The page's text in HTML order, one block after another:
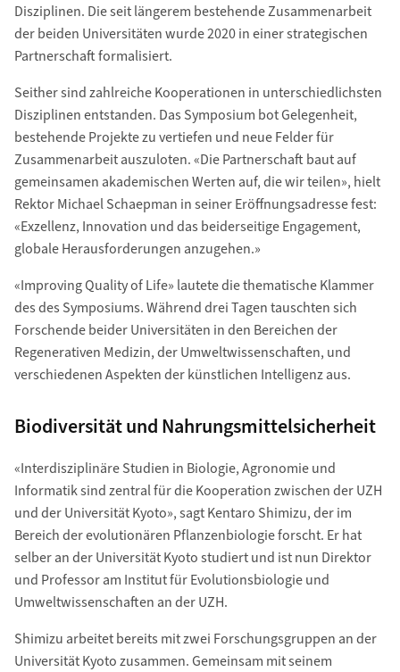
Disziplinen. Die seit längerem bestehende Zusammenarbeit
der beiden Universitäten wurde 2020 in einer strategischen
Partnerschaft formalisiert.
Seither sind zahlreiche Kooperationen in unterschiedlichsten
Disziplinen entstanden. Das Symposium bot Gelegenheit,
bestehende Projekte zu vertiefen und neue Felder für
Zusammenarbeit auszuloten. «Die Partnerschaft baut auf
gemeinsamen akademischen Werten auf, die wir teilen», hielt
Rektor Michael Schaepman in seiner Eröffnungsadresse fest:
«Exzellenz, Innovation und das beiderseitige Engagement,
globale Herausforderungen anzugehen.»
«Improving Quality of Life» lautete die thematische Klammer
des des Symposiums. Während drei Tagen tauschten sich
Forschende beider Universitäten in den Bereichen der
Regenerativen Medizin, der Umweltwissenschaften, und
verschiedenen Aspekten der künstlichen Intelligenz aus.
Biodiversität und Nahrungsmittelsicherheit
«Interdisziplinäre Studien in Biologie, Agronomie und
Informatik sind zentral für die Kooperation zwischen der UZH
und der Universität Kyoto», sagt Kentaro Shimizu, der im
Bereich der evolutionären Pflanzenbiologie forscht. Er hat
selber an der Universität Kyoto studiert und ist nun Direktor
und Professor am Institut für Evolutionsbiologie und
Umweltwissenschaften an der UZH.
Shimizu arbeitet bereits mit zwei Forschungsgruppen an der
Universität Kyoto zusammen. Gemeinsam mit seinem